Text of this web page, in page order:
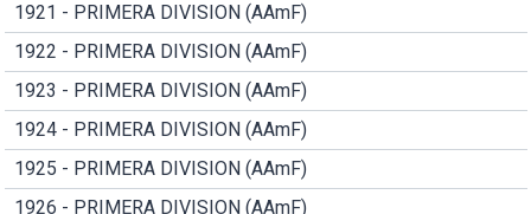
1921 - PRIMERA DIVISION (AAmF)
1922 - PRIMERA DIVISION (AAmF)
1923 - PRIMERA DIVISION (AAmF)
1924 - PRIMERA DIVISION (AAmF)
1925 - PRIMERA DIVISION (AAmF)
1926 - PRIMERA DIVISION (AAmF)